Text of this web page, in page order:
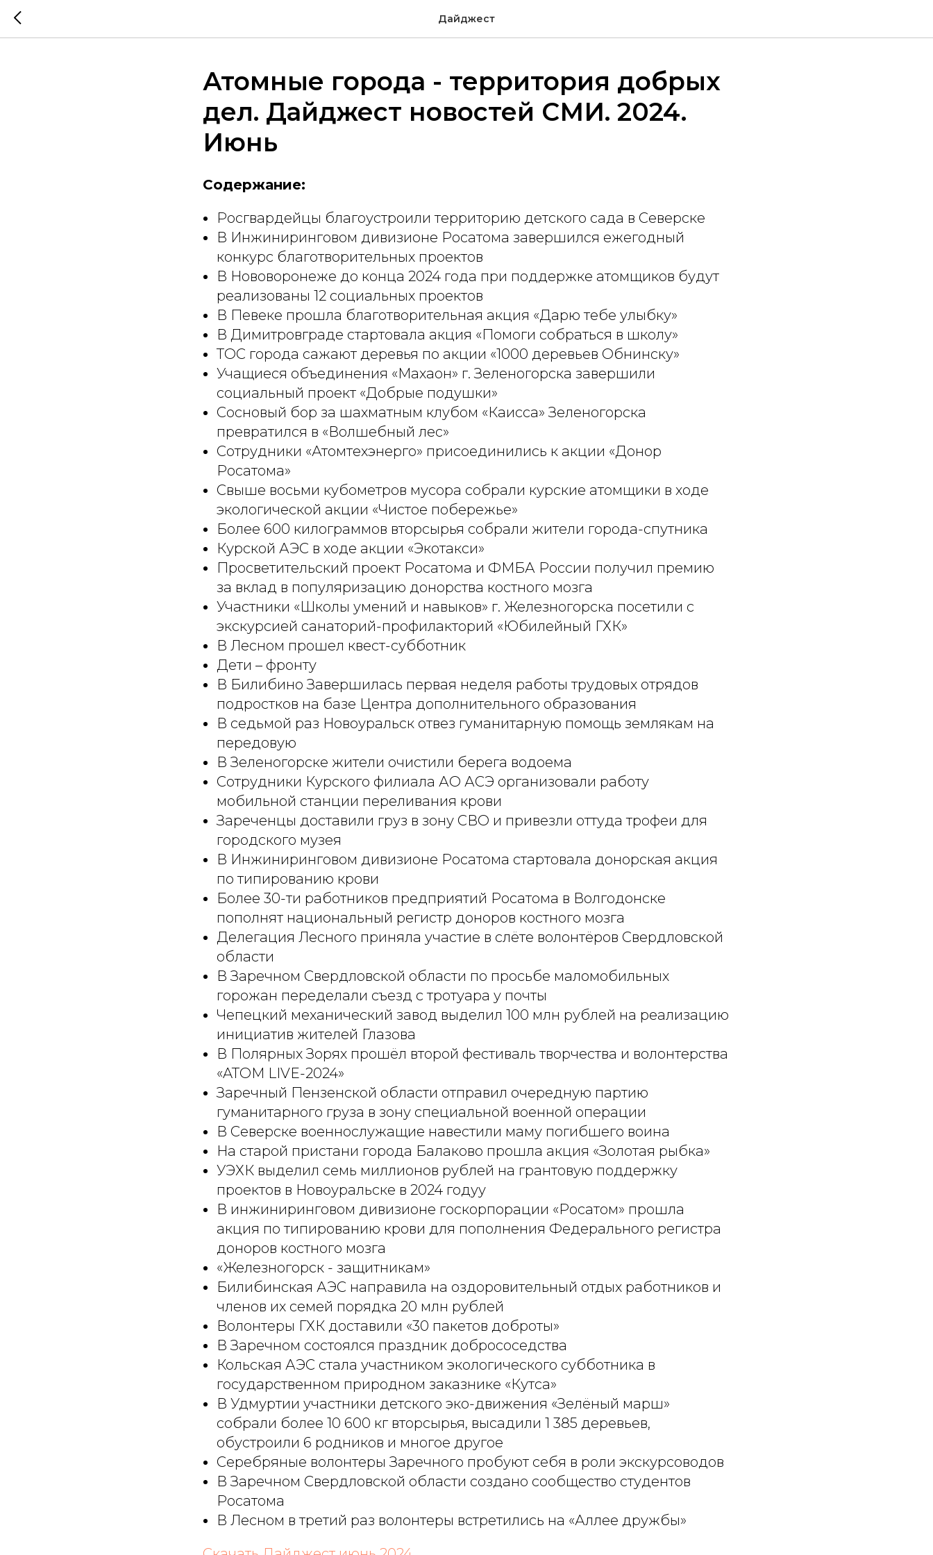
Дайджест
Атомные города - территория добрых
дел. Дайджест новостей СМИ. 2024.
Июнь
Содержание:
Росгвардейцы благоустроили территорию детского сада в Северске
В Инжиниринговом дивизионе Росатома завершился ежегодный
конкурс благотворительных проектов
В Нововоронеже до конца 2024 года при поддержке атомщиков будут
реализованы 12 социальных проектов
В Певеке прошла благотворительная акция «Дарю тебе улыбку»
В Димитровграде стартовала акция «Помоги собраться в школу»
ТОС города сажают деревья по акции «1000 деревьев Обнинску»
Учащиеся объединения «Махаон» г. Зеленогорска завершили
социальный проект «Добрые подушки»
Сосновый бор за шахматным клубом «Каисса» Зеленогорска
превратился в «Волшебный лес»
Сотрудники «Атомтехэнерго» присоединились к акции «Донор
Росатома»
Свыше восьми кубометров мусора собрали курские атомщики в ходе
экологической акции «Чистое побережье»
Более 600 килограммов вторсырья собрали жители города-спутника
Курской АЭС в ходе акции «Экотакси»
Просветительский проект Росатома и ФМБА России получил премию
за вклад в популяризацию донорства костного мозга
Участники «Школы умений и навыков» г. Железногорска посетили с
экскурсией санаторий-профилакторий «Юбилейный ГХК»
В Лесном прошел квест-субботник
Дети – фронту
В Билибино Завершилась первая неделя работы трудовых отрядов
подростков на базе Центра дополнительного образования
В седьмой раз Новоуральск отвез гуманитарную помощь землякам на
передовую
В Зеленогорске жители очистили берега водоема
Сотрудники Курского филиала АО АСЭ организовали работу
мобильной станции переливания крови
Зареченцы доставили груз в зону СВО и привезли оттуда трофеи для
городского музея
В Инжиниринговом дивизионе Росатома стартовала донорская акция
по типированию крови
Более 30-ти работников предприятий Росатома в Волгодонске
пополнят национальный регистр доноров костного мозга
Делегация Лесного приняла участие в слёте волонтёров Свердловской
области
В Заречном Свердловской области по просьбе маломобильных
горожан переделали съезд с тротуара у почты
Чепецкий механический завод выделил 100 млн рублей на реализацию
инициатив жителей Глазова
В Полярных Зорях прошёл второй фестиваль творчества и волонтерства
«ATOM LIVE-2024»
Заречный Пензенской области отправил очередную партию
гуманитарного груза в зону специальной военной операции
В Северске военнослужащие навестили маму погибшего воина
На старой пристани города Балаково прошла акция «Золотая рыбка»
УЭХК выделил семь миллионов рублей на грантовую поддержку
проектов в Новоуральске в 2024 годуу
В инжиниринговом дивизионе госкорпорации «Росатом» прошла
акция по типированию крови для пополнения Федерального регистра
доноров костного мозга
«Железногорск - защитникам»
Билибинская АЭС направила на оздоровительный отдых работников и
членов их семей порядка 20 млн рублей
Волонтеры ГХК доставили «30 пакетов доброты»
В Заречном состоялся праздник добрососедства
Кольская АЭС стала участником экологического субботника в
государственном природном заказнике «Кутса»
В Удмуртии участники детского эко-движения «Зелёный марш»
собрали более 10 600 кг вторсырья, высадили 1 385 деревьев,
обустроили 6 родников и многое другое
Серебряные волонтеры Заречного пробуют себя в роли экскурсоводов
В Заречном Свердловской области создано сообщество студентов
Росатома
В Лесном в третий раз волонтеры встретились на «Аллее дружбы»